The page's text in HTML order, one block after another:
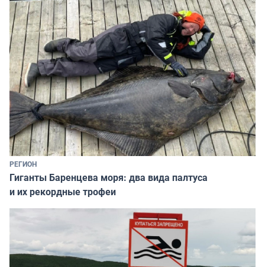
РЕГИОН
Гиганты Баренцева моря: два вида палтуса
и их рекордные трофеи